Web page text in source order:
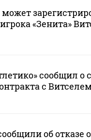
может
«Зенита»
сообщил о
с
об отказе